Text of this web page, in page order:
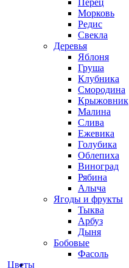
Морковь
Редис
Свекла
Деревья
Яблоня
Груша
Клубника
Смородина
Крыжовник
Малина
Слива
Ежевика
Голубика
Облепиха
Виноград
Рябина
Алыча
Ягоды и фрукты
Тыква
Арбуз
Дыня
Бобовые
Фасоль
Цветы